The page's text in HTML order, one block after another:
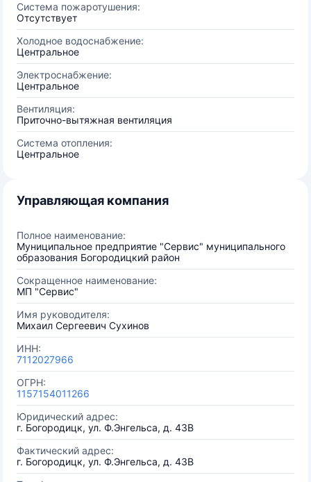
Система пожаротушения:
Отсутствует
Холодное водоснабжение:
Центральное
Электроснабжение:
Центральное
Вентиляция:
Приточно-вытяжная вентиляция
Система отопления:
Центральное
Управляющая компания
Полное наименование:
Муниципальное предприятие "Сервис" муниципального
образования Богородицкий район
Сокращенное наименование:
МП "Сервис"
Имя руководителя:
Михаил Сергеевич Сухинов
ИНН:
7112027966
ОГРН:
1157154011266
Юридический адрес:
г. Богородицк, ул. Ф.Энгельса, д. 43В
Фактический адрес:
г. Богородицк, ул. Ф.Энгельса, д. 43В